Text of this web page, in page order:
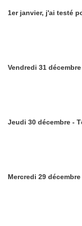
1er janvier, j'ai testé
Vendredi 31
Jeudi 30 décembre -
Mercredi 29